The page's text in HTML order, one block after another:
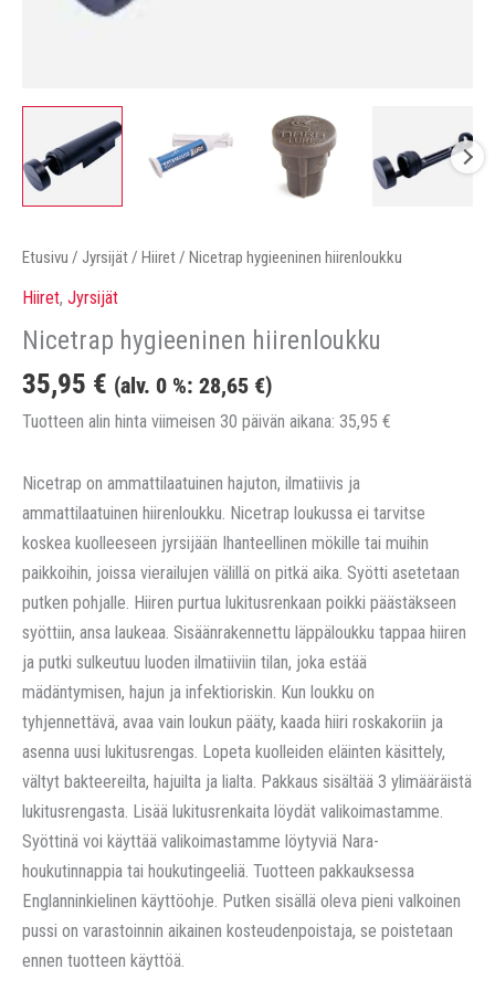
Etusivu / Jyrsijät/ Hiiret/ Nicetrap hygieeninen hiirenloukku
Hiiret, Jyrsijät
Nicetrap hygieeninen hiirenloukku
35,95 € (alv. 0 %: 28,65 €)
Tuotteen alin hinta viimeisen 30 päivän aikana: 35,95 €
Nicetrap on ammattilaatuinen hajuton, ilmatiivis ja
ammattilaatuinen hiirenloukku. Nicetrap loukussa ei tarvitse
koskea kuolleeseen jyrsijään Ihanteellinen mökille tai muihin
paikkoihin, joissa vierailujen välillä on pitkä aika. Syötti asetetaan
putken pohjalle. Hiiren purtua lukitusrenkaan poikki päästäkseen
syöttiin, ansa laukeaa. Sisäänrakennettu läppäloukku tappaa hiiren
ja putki sulkeutuu luoden ilmatiiviin tilan, joka estää
mädäntymisen, hajun ja infektioriskin. Kun loukku on
tyhjennettävä, avaa vain loukun pääty, kaada hiiri roskakoriin ja
asenna uusi lukitusrengas. Lopeta kuolleiden eläinten käsittely,
vältyt bakteereilta, hajuilta ja lialta. Pakkaus sisältää 3 ylimääräistä
lukitusrengasta. Lisää lukitusrenkaita löydät valikoimastamme.
Syöttinä voi käyttää valikoimastamme löytyviä Nara-
houkutinnappia tai houkutingeeliä. Tuotteen pakkauksessa
Englanninkielinen käyttöohje. Putken sisällä oleva pieni valkoinen
pussi on varastoinnin aikainen kosteudenpoistaja, se poistetaan
ennen tuotteen käyttöä.